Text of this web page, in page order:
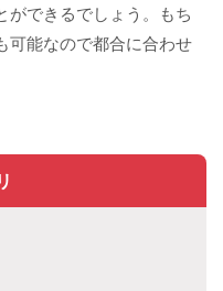
ができるでしょう。もち
可能なので都合に合わせ